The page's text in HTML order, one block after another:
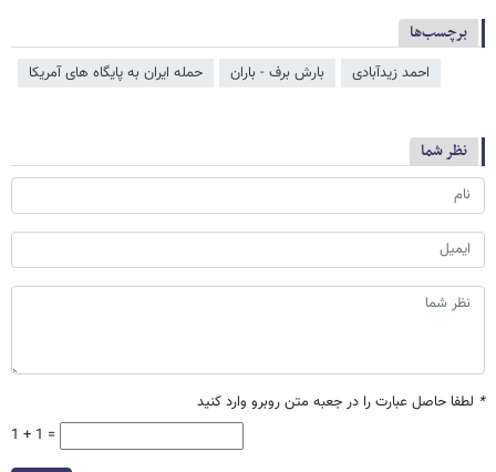
برچسب‌ها
احمد زیدآبادی بارش برف - باران حمله ایران به پایگاه های آمریکا
نظر شما
* لطفا حاصل عبارت را در جعبه متن روبرو وارد کنید
1 + 1 =